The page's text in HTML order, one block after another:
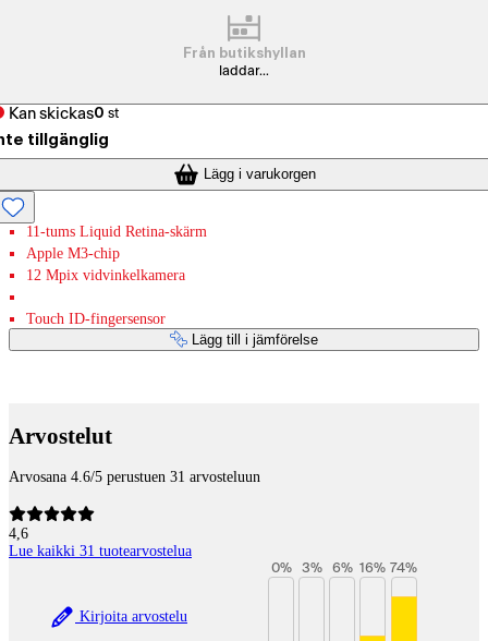
Från butikshyllan
laddar...
Kan skickas0 st
tillgänglig
Lägg i varukorgen
11-tums Liquid Retina-skärm
Apple M3-chip
12 Mpix vidvinkelkamera
Touch ID-fingersensor
Lägg till i jämförelse
Arvostelut
Arvosana 4.6/5 perustuen 31 arvosteluun
4,6
Lue kaikki 31 tuotearvostelua
Kirjoita arvostelu
0% 3% 6% 16% 74%